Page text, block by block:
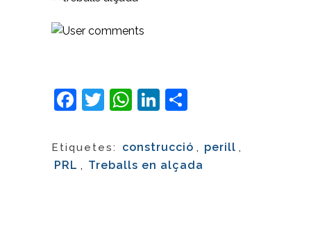
Facebook
Twitter
WhatsApp
LinkedIn
Etiquetes: construcció , perill ,
PRL , Treballs en alçada